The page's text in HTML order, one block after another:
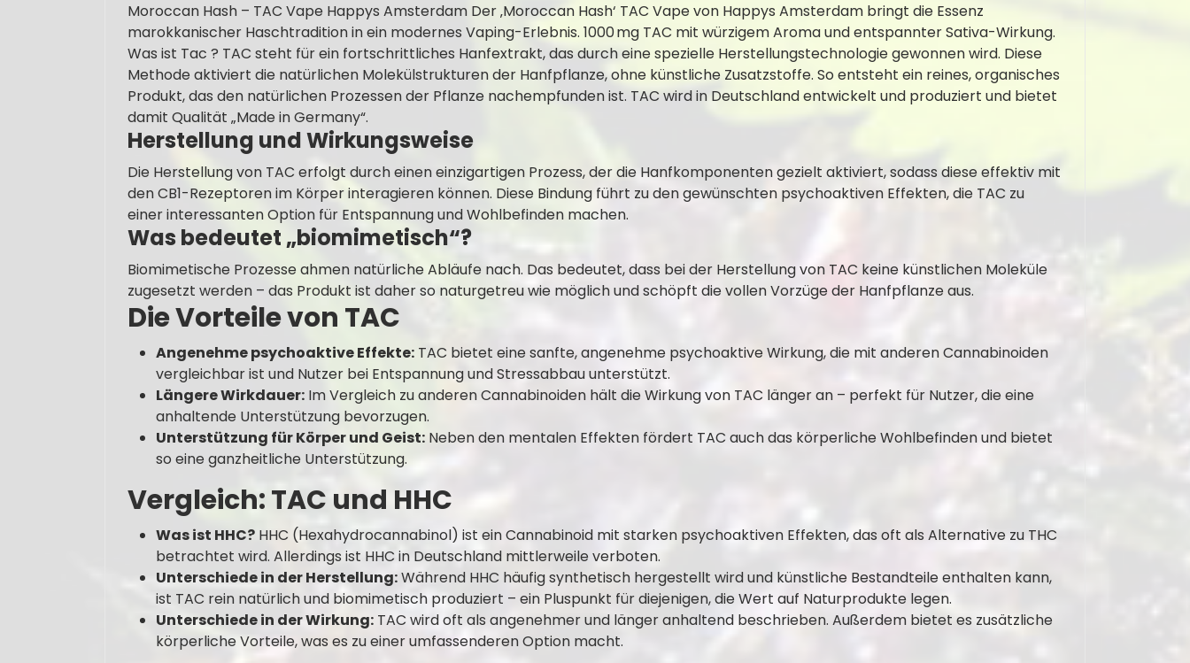
Moroccan Hash – TAC Vape Happys Amsterdam Der ‚Moroccan Hash‘ TAC Vape von Happys Amsterdam bringt die Essenz
marokkanischer Haschtradition in ein modernes Vaping-Erlebnis. 1000 mg TAC mit würzigem Aroma und entspannter Sativa-Wirkung.
Was ist Tac ? TAC steht für ein fortschrittliches Hanfextrakt, das durch eine spezielle Herstellungstechnologie gewonnen wird. Diese
Methode aktiviert die natürlichen Molekülstrukturen der Hanfpflanze, ohne künstliche Zusatzstoffe. So entsteht ein reines, organisches
Produkt, das den natürlichen Prozessen der Pflanze nachempfunden ist. TAC wird in Deutschland entwickelt und produziert und bietet
damit Qualität „Made in Germany“.
Herstellung und Wirkungsweise
Die Herstellung von TAC erfolgt durch einen einzigartigen Prozess, der die Hanfkomponenten gezielt aktiviert, sodass diese effektiv mit
den CB1-Rezeptoren im Körper interagieren können. Diese Bindung führt zu den gewünschten psychoaktiven Effekten, die TAC zu
einer interessanten Option für Entspannung und Wohlbefinden machen.
Was bedeutet „biomimetisch“?
Biomimetische Prozesse ahmen natürliche Abläufe nach. Das bedeutet, dass bei der Herstellung von TAC keine künstlichen Moleküle
zugesetzt werden – das Produkt ist daher so naturgetreu wie möglich und schöpft die vollen Vorzüge der Hanfpflanze aus.
Die Vorteile von TAC
Angenehme psychoaktive Effekte: TAC bietet eine sanfte, angenehme psychoaktive Wirkung, die mit anderen Cannabinoiden
vergleichbar ist und Nutzer bei Entspannung und Stressabbau unterstützt.
Längere Wirkdauer: Im Vergleich zu anderen Cannabinoiden hält die Wirkung von TAC länger an – perfekt für Nutzer, die eine
anhaltende Unterstützung bevorzugen.
Unterstützung für Körper und Geist: Neben den mentalen Effekten fördert TAC auch das körperliche Wohlbefinden und bietet
so eine ganzheitliche Unterstützung.
Vergleich: TAC und HHC
Was ist HHC? HHC (Hexahydrocannabinol) ist ein Cannabinoid mit starken psychoaktiven Effekten, das oft als Alternative zu THC
betrachtet wird. Allerdings ist HHC in Deutschland mittlerweile verboten.
Unterschiede in der Herstellung:Während HHC häufig synthetisch hergestellt wird und künstliche Bestandteile enthalten kann,
ist TAC rein natürlich und biomimetisch produziert – ein Pluspunkt für diejenigen, die Wert auf Naturprodukte legen.
Unterschiede in der Wirkung: TAC wird oft als angenehmer und länger anhaltend beschrieben. Außerdem bietet es zusätzliche
körperliche Vorteile, was es zu einer umfassenderen Option macht.